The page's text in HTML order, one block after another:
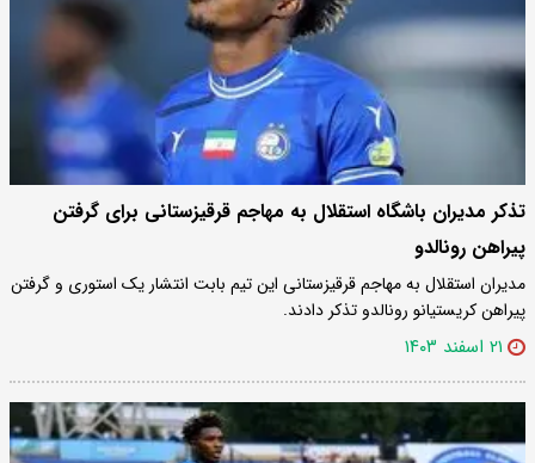
تذکر مدیران باشگاه استقلال به مهاجم قرقیزستانی برای گرفتن
پیراهن رونالدو
مدیران استقلال به مهاجم قرقیزستانی این تیم بابت انتشار یک استوری و گرفتن
پیراهن کریستیانو رونالدو تذکر دادند.
۲۱ اسفند ۱۴۰۳